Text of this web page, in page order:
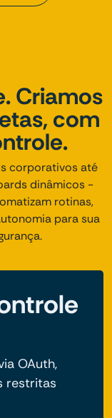
Criamos
com
corporativos até
dinâmicos -
rotinas,
para sua
OAuth,
restritas